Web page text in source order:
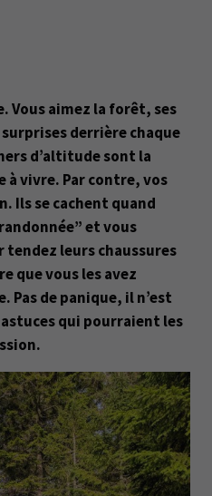
Vous aimez la forêt, ses
derrière chaque
d’altitude sont la
à vivre. Par contre, vos
Ils se cachent quand
et vous
leurs chaussures
que vous les avez
Pas de panique, il n’est
qui pourraient les